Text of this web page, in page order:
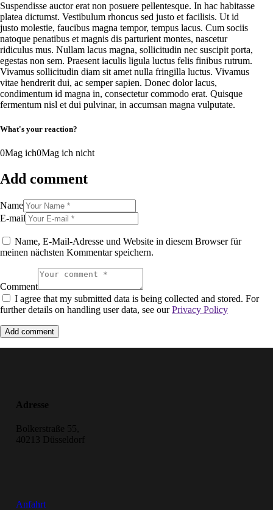
Suspendisse auctor erat non posuere pellentesque. In hac habitasse
platea dictumst. Vestibulum rhoncus sed justo et facilisis. Ut id
justo molestie, faucibus magna tempor, tempus lacus. Cum sociis
natoque penatibus et magnis dis parturient montes, nascetur
ridiculus mus. Nullam lacus magna, sollicitudin nec suscipit porta,
egestas non sem. Praesent iaculis ligula luctus felis finibus rutrum.
Vivamus sollicitudin diam sit amet nulla fringilla luctus. Vivamus
vitae hendrerit dui, ac semper sapien. Donec dolor lacus,
condimentum id magna in, consectetur commodo erat. Quisque
fermentum nisl et dui pulvinar, in accumsan magna vulputate.
What's your reaction?
0Mag ich0Mag ich nicht
Add comment
Name
E-mail
Name, E-Mail-Adresse und Website in diesem Browser für
meinen nächsten Kommentar speichern.
Comment
I agree that my submitted data is being collected and stored. For
further details on handling user data, see ourPrivacy Policy
Adresse
Bolkerstraße 55,
40213 Düsseldorf
Anfahrt